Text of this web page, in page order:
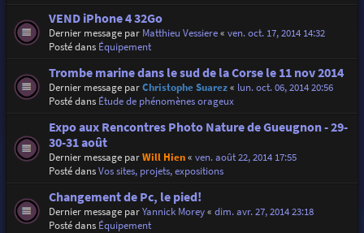
VEND iPhone 4 32Go
Dernier message par Matthieu Vessiere« ven. oct. 17, 2014 14:32
Posté dans Équipement
Trombe marine dans le sud de la Corse le 11 nov 2014
Dernier message parChristophe Suarez« lun. oct. 06, 2014 20:56
Posté dans Étude de phénomènes orageux
Expo aux Rencontres Photo Nature de Gueugnon - 29-
30-31 août
Dernier message parWill Hien« ven. août 22, 2014 17:55
Posté dansVos sites, projets, expositions
Changement de Pc, le pied!
Dernier message parYannick Morey« dim. avr. 27, 2014 23:18
Posté dans Équipement